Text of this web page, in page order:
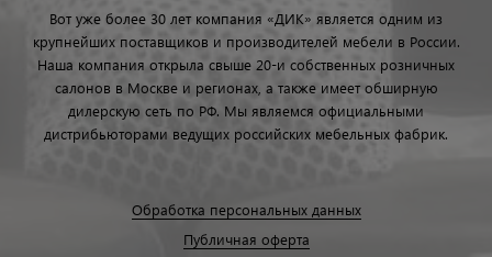
Вот уже более 30 лет компания «ДИК» является одним из
крупнейших поставщиков и производителей мебели в России.
Наша компания открыла свыше 20-и собственных розничных
салонов в Москве и регионах, а также имеет обширную
дилерскую сеть по РФ. Мы являемся официальными
дистрибьюторами ведущих российских мебельных фабрик.
Обработка персональных данных
Публичная оферта